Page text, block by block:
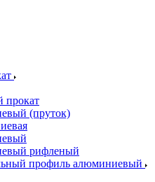
(пруток)
рифленый
профиль алюминиевый